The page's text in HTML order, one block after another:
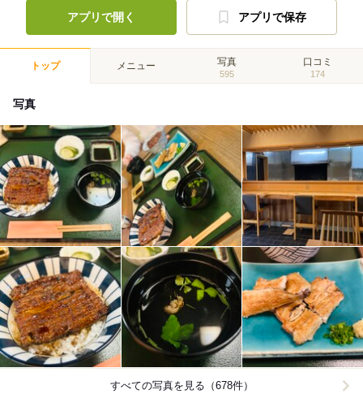
アプリで開く アプリで保存
トップ メニュー 写真
595
口コミ
174
写真
すべての写真を見る（678件）